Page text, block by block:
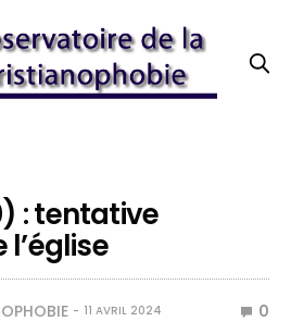
: tentative
l’église
11 AVRIL 2024 0